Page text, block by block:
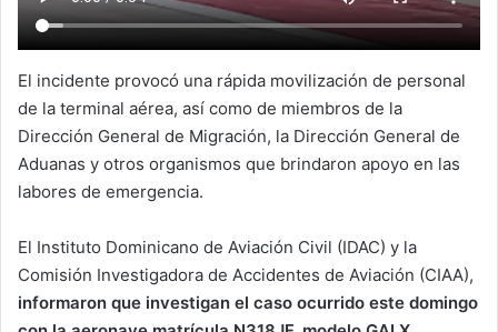
El incidente provocó una rápida movilización de personal
de la terminal aérea, así como de miembros de la
Dirección General de Migración, la Dirección General de
Aduanas y otros organismos que brindaron apoyo en las
labores de emergencia.
El Instituto Dominicano de Aviación Civil (IDAC) y la
Comisión Investigadora de Accidentes de Aviación (CIAA),
informaron que investigan el caso ocurrido este domingo